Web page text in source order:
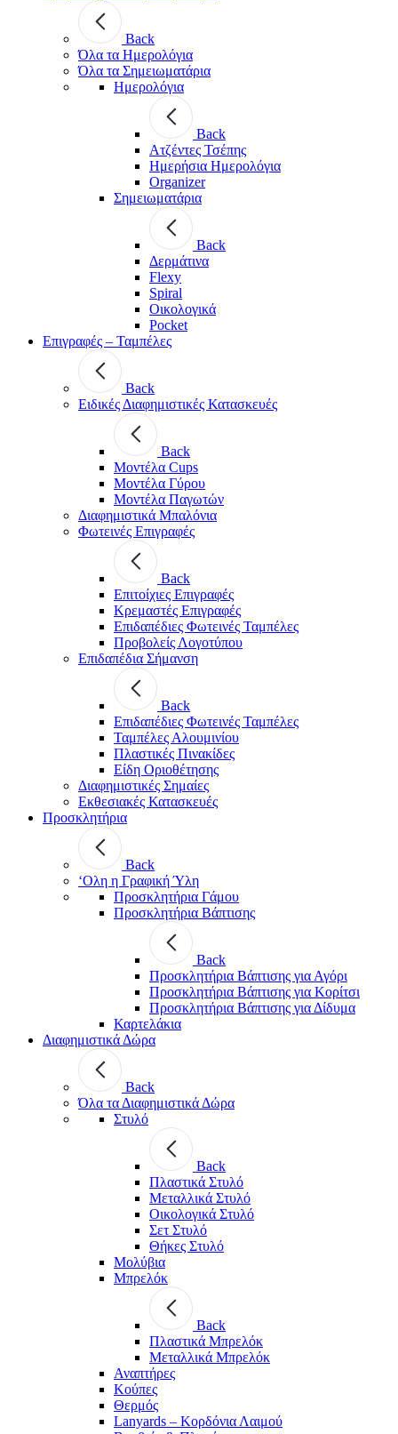
Back
Όλα τα Ημερολόγια
Όλα τα Σημειωματάρια
Ημερολόγια
Back
Ατζέντες Τσέπης
Ημερήσια Ημερολόγια
Organizer
Σημειωματάρια
Back
Δερμάτινα
Flexy
Spiral
Οικολογικά
Pocket
Επιγραφές – Ταμπέλες
Back
Ειδικές Διαφημιστικές Κατασκευές
Back
Μοντέλα Cups
Μοντέλα Γύρου
Μοντέλα Παγωτών
Διαφημιστικά Μπαλόνια
Φωτεινές Επιγραφές
Back
Επιτοίχιες Επιγραφές
Κρεμαστές Επιγραφές
Επιδαπέδιες Φωτεινές Ταμπέλες
Προβολείς Λογοτύπου
Επιδαπέδια Σήμανση
Back
Επιδαπέδιες Φωτεινές Ταμπέλες
Ταμπέλες Αλουμινίου
Πλαστικές Πινακίδες
Είδη Οριοθέτησης
Διαφημιστικές Σημαίες
Εκθεσιακές Κατασκευές
Προσκλητήρια
Back
‘Ολη η Γραφική Ύλη
Προσκλητήρια Γάμου
Προσκλητήρια Βάπτισης
Back
Προσκλητήρια Βάπτισης για Αγόρι
Προσκλητήρια Βάπτισης για Κορίτσι
Προσκλητήρια Βάπτισης για Δίδυμα
Καρτελάκια
Διαφημιστικά Δώρα
Back
Όλα τα Διαφημιστικά Δώρα
Στυλό
Back
Πλαστικά Στυλό
Μεταλλικά Στυλό
Οικολογικά Στυλό
Σετ Στυλό
Θήκες Στυλό
Μολύβια
Μπρελόκ
Back
Πλαστικά Μπρελόκ
Μεταλλικά Μπρελόκ
Αναπτήρες
Κούπες
Θερμός
Lanyards – Kορδόνια Λαιμού